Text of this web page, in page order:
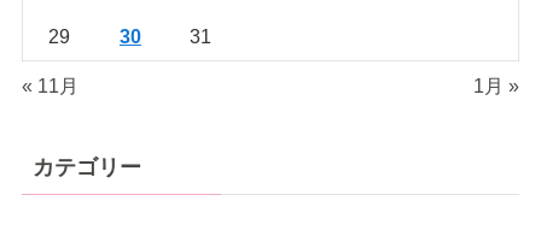
29 30 31
« 11月 1月 »
カテゴリー